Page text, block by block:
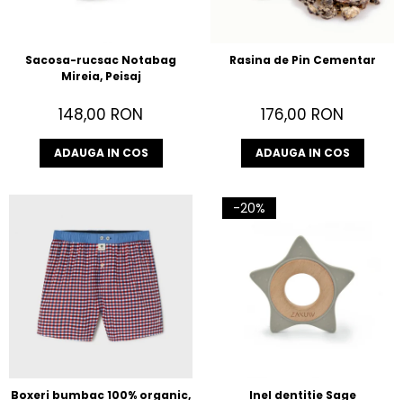
Sacosa-rucsac Notabag
Mireia, Peisaj
148,00 RON
ADAUGA IN COS
Rasina de Pin Cementar
176,00 RON
ADAUGA IN COS
Boxeri bumbac 100% organic,
-20%
Inel dentitie Sage